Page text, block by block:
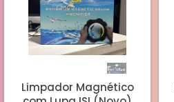
Limpador Magnético